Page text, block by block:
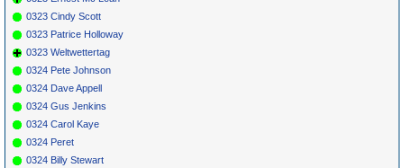
0323 Cindy Scott
0323 Patrice Holloway
0323 Weltwettertag
0324 Pete Johnson
0324 Dave Appell
0324 Gus Jenkins
0324 Carol Kaye
0324 Peret
0324 Billy Stewart